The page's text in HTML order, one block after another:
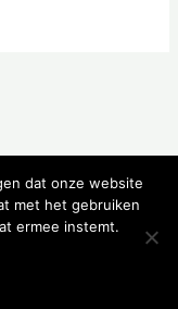
dat onze website
met het gebruiken
ermee instemt.